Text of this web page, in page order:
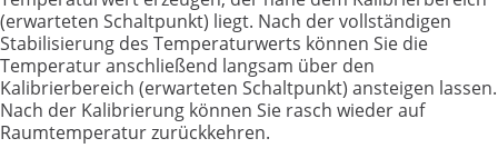
(erwarteten Schaltpunkt) liegt. Nach der vollständigen
Stabilisierung des Temperaturwerts können Sie die
Temperatur anschließend langsam über den
Kalibrierbereich (erwarteten Schaltpunkt) ansteigen lassen.
Nach der Kalibrierung können Sie rasch wieder auf
Raumtemperatur zurückkehren.